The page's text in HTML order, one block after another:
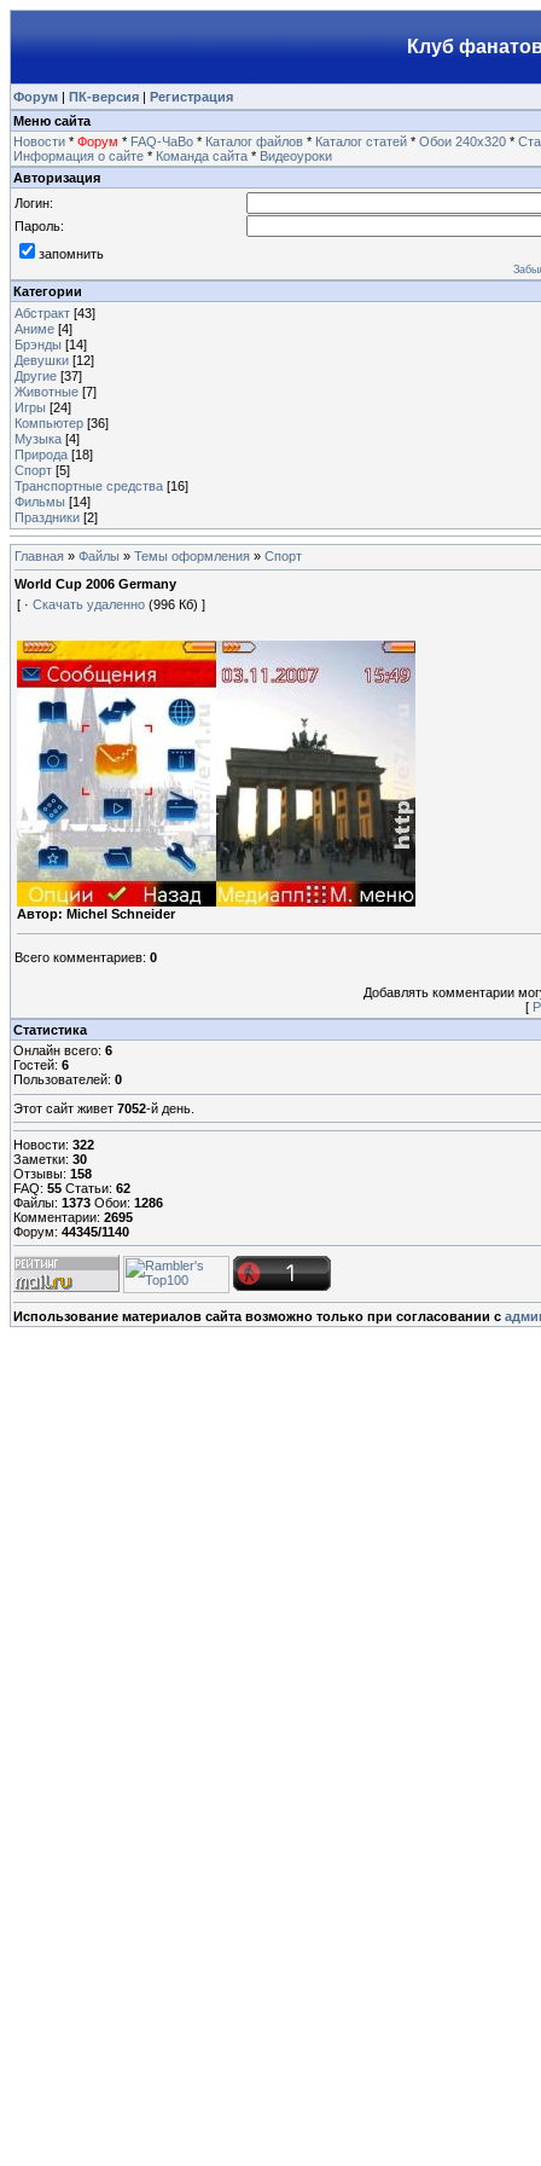
Клуб
Форум | ПК-версия | Регистрация
Меню сайта
Новости * Форум * FAQ-ЧаВо * Каталог файлов * Каталог статей * Обои 240х320 *
Информация о сайте * Команда сайта * Видеоуроки
Авторизация
Логин:
Пароль:
запомнить
Категории
Абстракт [43]
Аниме [4]
Брэнды [14]
Девушки [12]
Другие [37]
Животные [7]
Игры [24]
Компьютер [36]
Музыка [4]
Природа [18]
Спорт [5]
Транспортные средства [16]
Фильмы [14]
Праздники [2]
Главная » Файлы » Темы оформления » Спорт
World Cup 2006 Germany
[ · Скачать удаленно (996 Кб) ]
Автор: Michel Schneider
Всего комментариев: 0
Добавлять комментарии
[
Статистика
Онлайн всего: 6
Гостей: 6
Пользователей: 0
Этот сайт живет 7052-й день.
Новости: 322
Заметки: 30
Отзывы: 158
FAQ: 55 Статьи: 62
Файлы: 1373 Обои: 1286
Комментарии: 2695
Форум: 44345/1140
Использование материалов сайта возможно только при согласовании с